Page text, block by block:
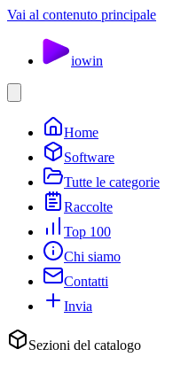
Vai al contenuto principale
iowin
Home
Software
Tutte le categorie
Raccolte
Top 100
Chi siamo
Contatti
Invia
Sezioni del catalogo